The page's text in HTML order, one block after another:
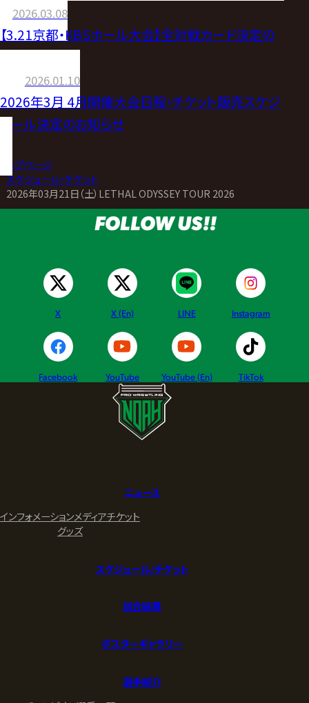
2026.03.08
【3.21京都・KBSホール大会】全対戦カード決定の
2026.01.10
2026年3月 4月開催大会日程・チケット販売スケジ
ュール決定のお知らせ
トップページ
>スケジュール・チケット
2026年03月21日（土）LETHAL ODYSSEY TOUR 2026
FOLLOW US!!
X X (En) LINE Instagram
Facebook YouTube YouTube (En) TikTok
ニュース
インフォメーションメディアチケット
グッズ
スケジュール/チケット
試合結果
ポスターギャラリー
選手紹介